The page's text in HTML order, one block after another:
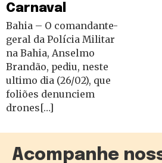
Carnaval
Bahia – O comandante-
geral da Polícia Militar
na Bahia, Anselmo
Brandão, pediu, neste
ultimo dia (26/02), que
foliões denunciem
drones[…]
Acompanhe